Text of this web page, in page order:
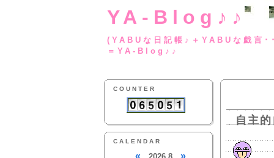
YA-Blog♪♪
(YABUな日記帳♪
＝YA-Blog♪♪
COUNTER
CALENDAR
« »
自主